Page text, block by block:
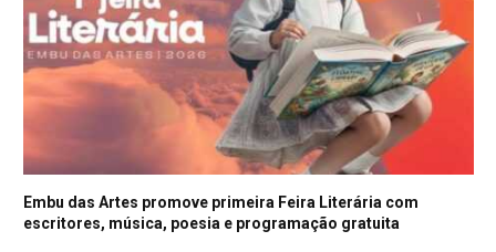
Embu das Artes promove primeira Feira Literária com
escritores, música, poesia e programação gratuita